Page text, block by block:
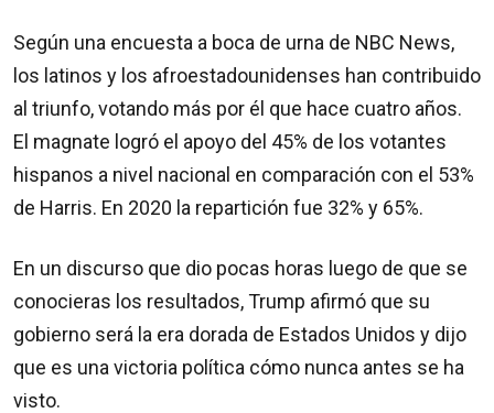
Según una encuesta a boca de urna de NBC News,
los latinos y los afroestadounidenses han contribuido
al triunfo, votando más por él que hace cuatro años.
El magnate logró el apoyo del 45% de los votantes
hispanos a nivel nacional en comparación con el 53%
de Harris. En 2020 la repartición fue 32% y 65%.
En un discurso que dio pocas horas luego de que se
conocieras los resultados, Trump afirmó que su
gobierno será la era dorada de Estados Unidos y dijo
que es una victoria política cómo nunca antes se ha
visto.